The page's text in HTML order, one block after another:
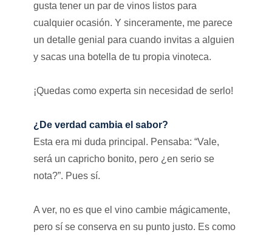
gusta tener un par de vinos listos para
cualquier ocasión. Y sinceramente, me parece
un detalle genial para cuando invitas a alguien
y sacas una botella de tu propia vinoteca.
¡Quedas como experta sin necesidad de serlo!
¿De verdad cambia el sabor?
Esta era mi duda principal. Pensaba: “Vale,
será un capricho bonito, pero ¿en serio se
nota?”. Pues sí.
A ver, no es que el vino cambie mágicamente,
pero sí se conserva en su punto justo. Es como